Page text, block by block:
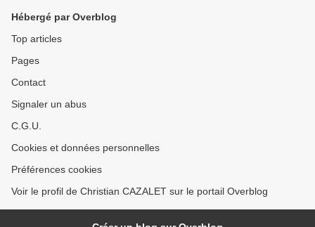
Hébergé par Overblog
Top articles
Pages
Contact
Signaler un abus
C.G.U.
Cookies et données personnelles
Préférences cookies
Voir le profil de Christian CAZALET sur le portail Overblog